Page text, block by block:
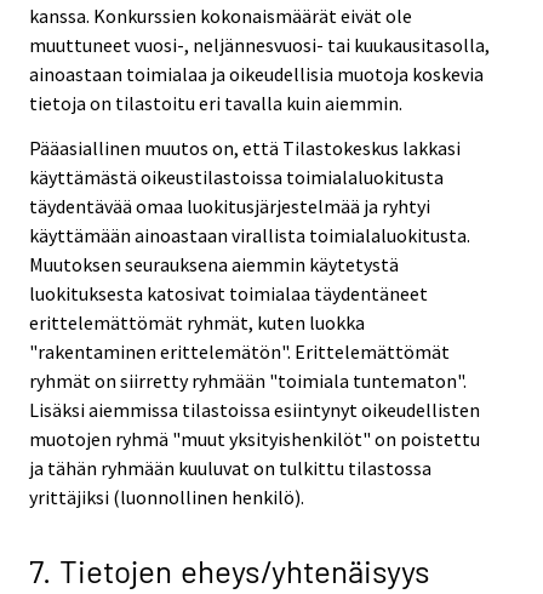
kanssa. Konkurssien kokonaismäärät eivät ole
muuttuneet vuosi-, neljännesvuosi- tai kuukausitasolla,
ainoastaan toimialaa ja oikeudellisia muotoja koskevia
tietoja on tilastoitu eri tavalla kuin aiemmin.
Pääasiallinen muutos on, että Tilastokeskus lakkasi
käyttämästä oikeustilastoissa toimialaluokitusta
täydentävää omaa luokitusjärjestelmää ja ryhtyi
käyttämään ainoastaan virallista toimialaluokitusta.
Muutoksen seurauksena aiemmin käytetystä
luokituksesta katosivat toimialaa täydentäneet
erittelemättömät ryhmät, kuten luokka
"rakentaminen erittelemätön". Erittelemättömät
ryhmät on siirretty ryhmään "toimiala tuntematon".
Lisäksi aiemmissa tilastoissa esiintynyt oikeudellisten
muotojen ryhmä "muut yksityishenkilöt" on poistettu
ja tähän ryhmään kuuluvat on tulkittu tilastossa
yrittäjiksi (luonnollinen henkilö).
7. Tietojen eheys/yhtenäisyys